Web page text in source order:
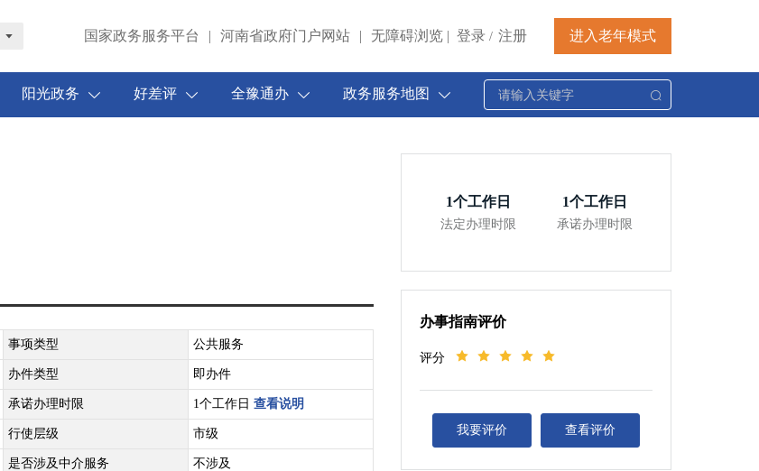
国家政务服务平台 | 河南省政府门户网站 | 无障碍浏览 | 登录 / 注册 进入老年模式
阳光政务 好差评 全豫通办 政务服务地图
事项类型 公共服务
办件类型 即办件
承诺办理时限 1个工作日 查看说明
行使层级 市级
是否涉及中介服务 不涉及
1个工作日
法定办理时限
1个工作日
承诺办理时限
办事指南评价
评分
我要评价 查看评价